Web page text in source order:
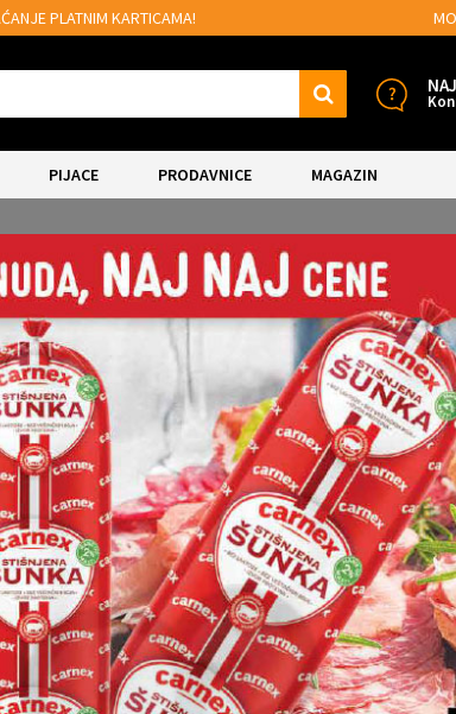
MOGUĆNOST BESPLATNE ISPORUKE!
PIJACE PRODAVNICE MAGAZIN